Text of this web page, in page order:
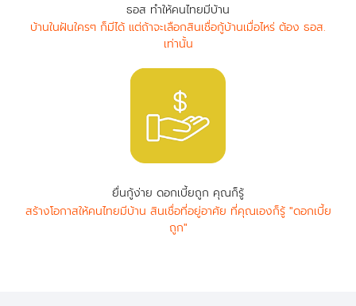
ธอส ทำให้คนไทยมีบ้าน
บ้านในฝันใครๆ ก็มีได้ แต่ถ้าจะเลือกสินเชื่อกู้บ้านเมื่อไหร่ ต้อง ธอส.
เท่านั้น
ยื่นกู้ง่าย ดอกเบี้ยถูก คุณก็รู้
สร้างโอกาสให้คนไทยมีบ้าน สินเชื่อที่อยู่อาศัย ที่คุณเองก็รู้ "ดอกเบี้ย
ถูก"